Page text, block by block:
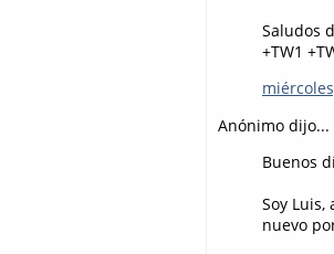
Saludos
+TW1
Anónimo dijo...
Buenos
Soy
nuevo